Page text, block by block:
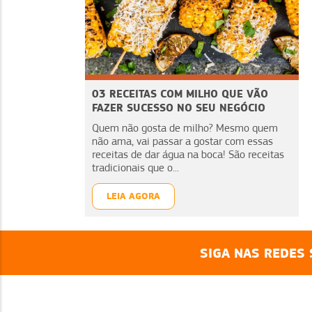
03 RECEITAS COM MILHO QUE VÃO
FAZER SUCESSO NO SEU NEGÓCIO
Quem não gosta de milho? Mesmo quem
não ama, vai passar a gostar com essas
receitas de dar água na boca! São receitas
tradicionais que o...
LEIA AGORA
SIGA NAS REDES